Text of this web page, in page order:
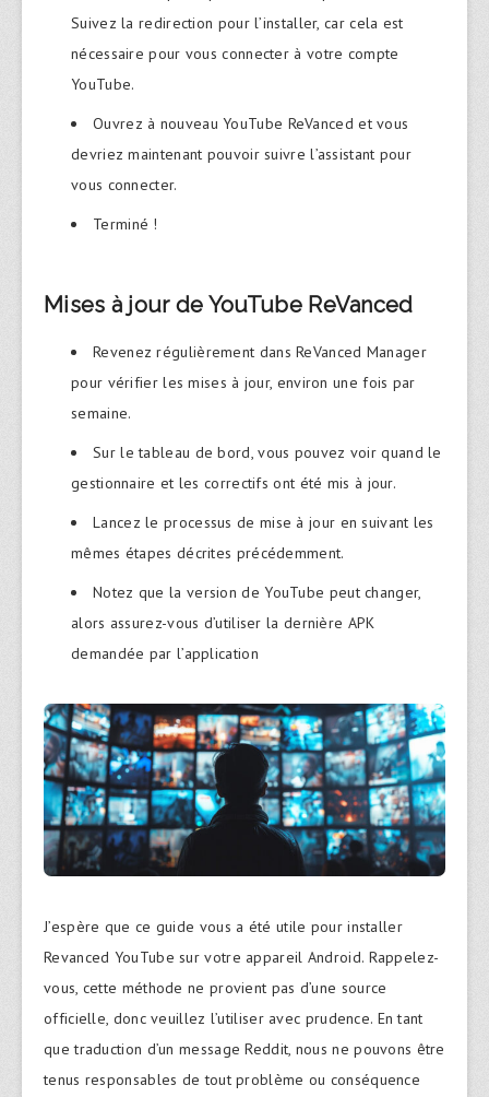
Suivez la redirection pour l’installer, car cela est
nécessaire pour vous connecter à votre compte
YouTube.
Ouvrez à nouveau YouTube ReVanced et vous
devriez maintenant pouvoir suivre l’assistant pour
vous connecter.
Terminé !
Mises à jour de YouTube ReVanced
Revenez régulièrement dans ReVanced Manager
pour vérifier les mises à jour, environ une fois par
semaine.
Sur le tableau de bord, vous pouvez voir quand le
gestionnaire et les correctifs ont été mis à jour.
Lancez le processus de mise à jour en suivant les
mêmes étapes décrites précédemment.
Notez que la version de YouTube peut changer,
alors assurez-vous d’utiliser la dernière APK
demandée par l’application
J’espère que ce guide vous a été utile pour installer
Revanced YouTube sur votre appareil Android. Rappelez-
vous, cette méthode ne provient pas d’une source
officielle, donc veuillez l’utiliser avec prudence. En tant
que traduction d’un message Reddit, nous ne pouvons être
tenus responsables de tout problème ou conséquence